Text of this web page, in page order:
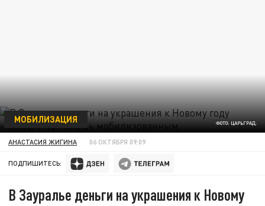
ФОТО: ЦАРЬГРАД.
МОБИЛИЗАЦИЯ
АНАСТАСИЯ ЖИГИНА 06 ОКТЯБРЯ 09:09
ПОДПИШИТЕСЬ:
В Зауралье деньги на украшения к Новому